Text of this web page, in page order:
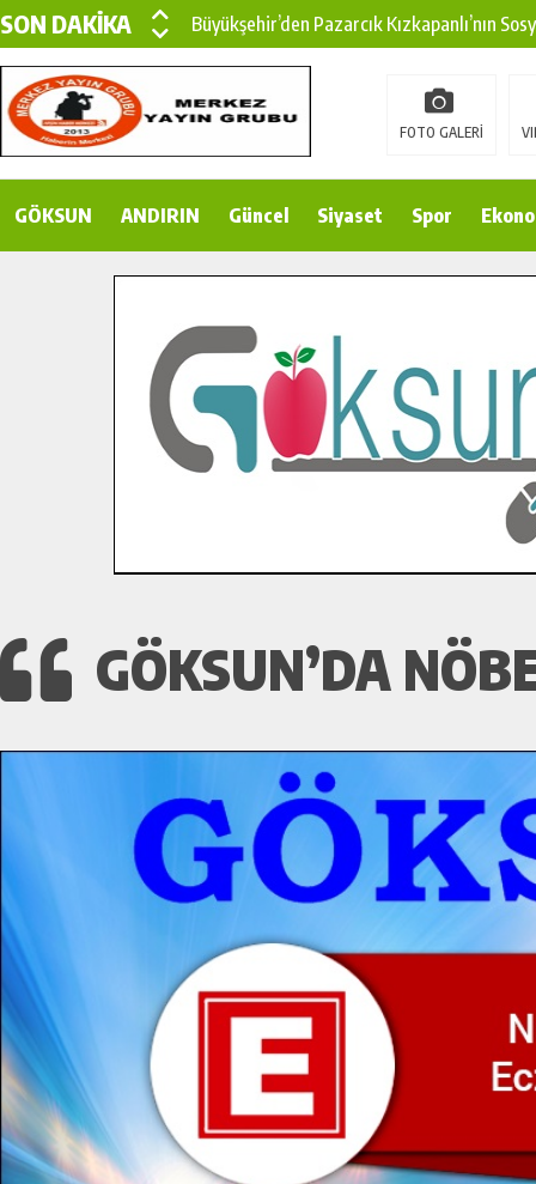
SON DAKİKA
Büyükşehir’den Pazarcık Kızkapanlı’nın
Büyükşehir’den Pazarcık Kırsalına Modern
Çin’den KSÜ’ye Uluslararası Başarı:
Gençler Pusula Maraş Kampında Yeni
İlçe Jandarma Komutanı Karakaya’dan
Bertiz’in Yeni Köprüsünde Sona Doğru.
FOTO GALERİ
GÖKSUN ANDIRIN Güncel Siyaset Spor
GÖKSUN’DA